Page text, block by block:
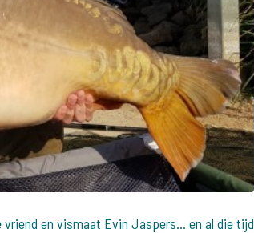
en vismaat Evin Jaspers... en al die tijd